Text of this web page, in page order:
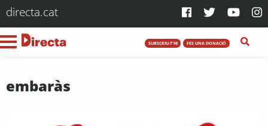
directa.cat
SUBSCRIU-T'HI FES UNA DONACIÓ
embaràs